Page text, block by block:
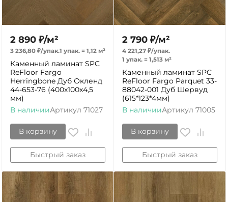
2 890 ₽/м²
3 236,80 ₽/упак.1 упак. = 1,12 м²
Каменный ламинат SPC
ReFloor Fargo
Herringbone Дуб Окленд
44-653-76 (400х100х4,5
мм)
В наличииАртикул 71027
В корзину
Быстрый заказ
2 790 ₽/м²
4 221,27 ₽/упак.
1 упак. = 1,513 м²
Каменный ламинат SPC
ReFloor Fargo Parquet 33-
88042-001 Дуб Шервуд
(615*123*4мм)
В наличииАртикул 71005
В корзину
Быстрый заказ